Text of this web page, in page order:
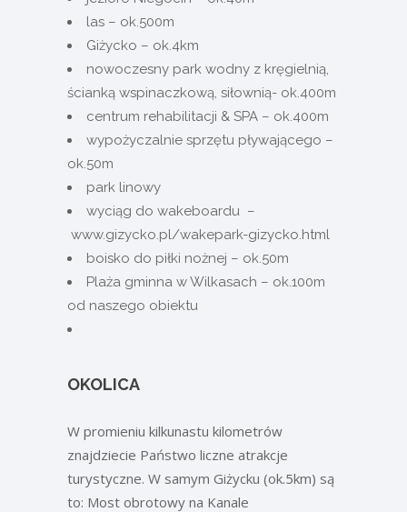
las – ok.500m
Giżycko – ok.4km
nowoczesny park wodny z kręgielnią,
ścianką wspinaczkową, siłownią- ok.400m
centrum rehabilitacji & SPA – ok.400m
wypożyczalnie sprzętu pływającego –
ok.50m
park linowy
wyciąg do wakeboardu –
www.gizycko.pl/wakepark-gizycko.html
boisko do piłki nożnej – ok.50m
Plaża gminna w Wilkasach – ok.100m
od naszego obiektu
OKOLICA
W promieniu kilkunastu kilometrów
znajdziecie Państwo liczne atrakcje
turystyczne. W samym Giżycku (ok.5km) są
to: Most obrotowy na Kanale